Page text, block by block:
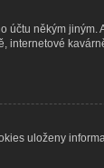
účtu někým jiným.
internetové
uloženy